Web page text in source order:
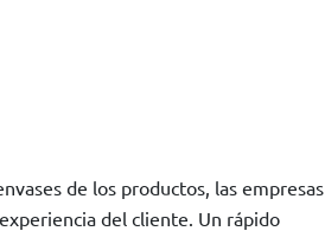
de los productos, las empresas
del cliente. Un rápido